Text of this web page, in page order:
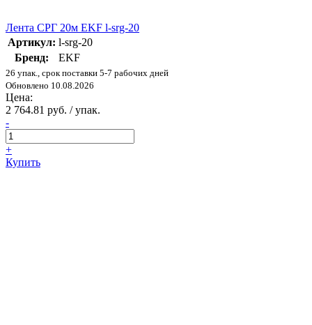
Лента СРГ 20м EKF l-srg-20
Артикул: l-srg-20
Бренд:
EKF
26 упак., срок поставки 5-7 рабочих дней
Обновлено 10.08.2026
Цена:
2 764.81 руб. / упак.
-
+
Купить